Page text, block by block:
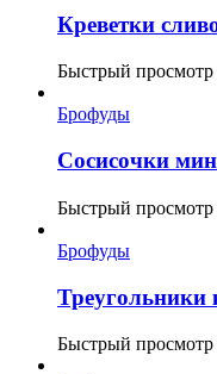
Креветки
Быстрый просмотр
Брофуды
Сосисочки
Быстрый просмотр
Брофуды
Треугольники
Быстрый просмотр